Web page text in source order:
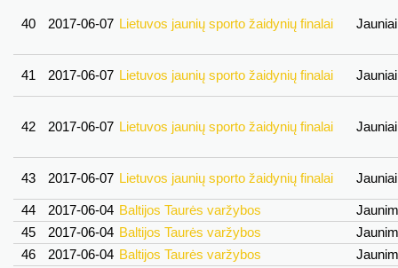
40 2017-06-07 Lietuvos jaunių sporto žaidynių finalai
41 2017-06-07 Lietuvos jaunių sporto žaidynių finalai
42 2017-06-07 Lietuvos jaunių sporto žaidynių finalai
43 2017-06-07 Lietuvos jaunių sporto žaidynių finalai
44 2017-06-04 Baltijos Taurės varžybos
45
2017-06-04 Baltijos Taurės varžybos
46
2017-06-04 Baltijos Taurės varžybos